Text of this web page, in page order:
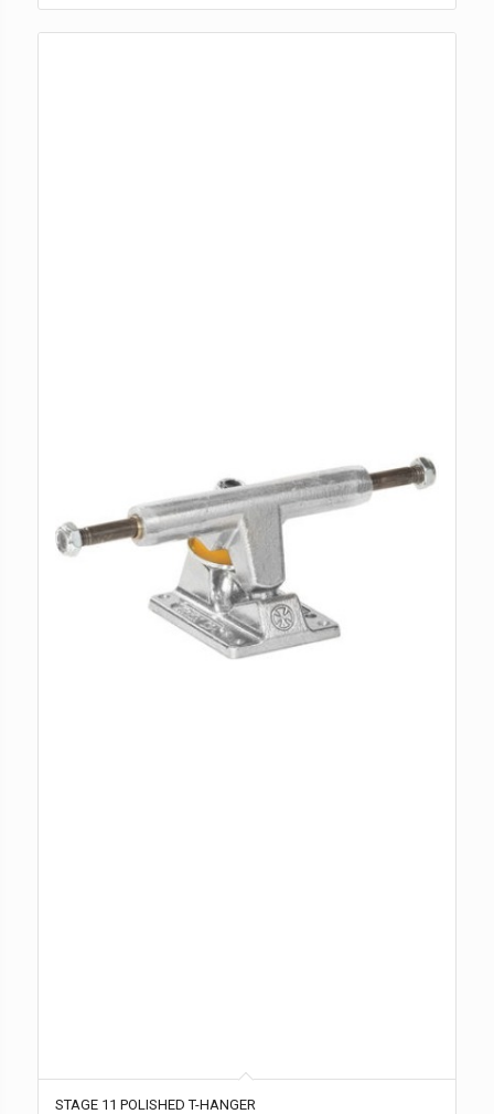
STAGE 11 POLISHED T-HANGER